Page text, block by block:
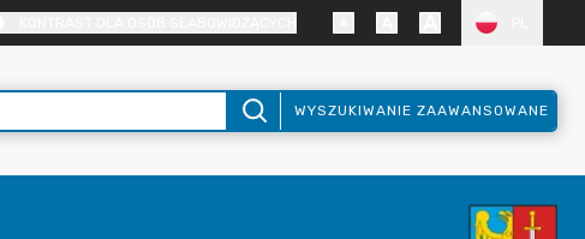
WYSZUKIWANIE ZAAWANSOWANE